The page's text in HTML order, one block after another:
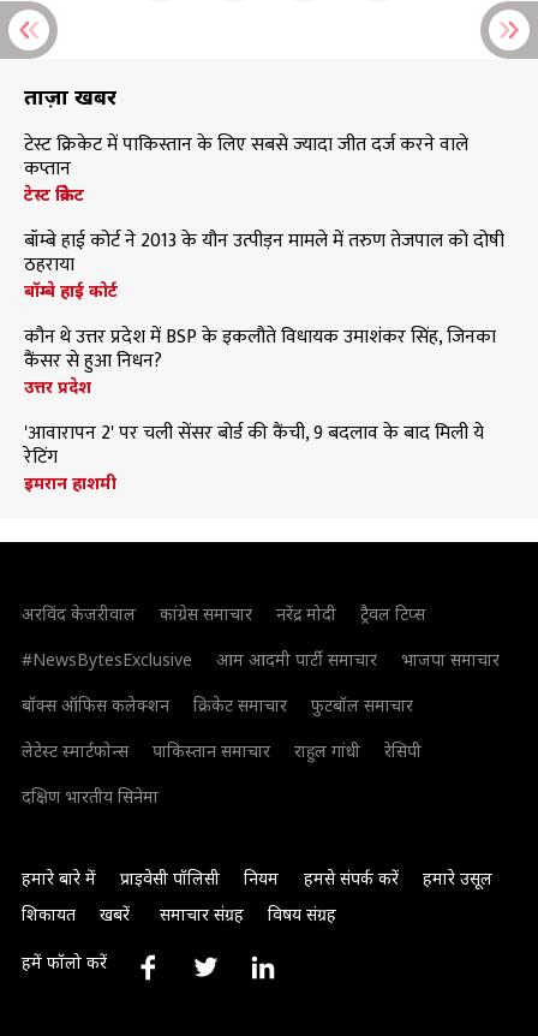
ताज़ा खबरें
टेस्ट क्रिकेट में पाकिस्तान के लिए सबसे ज्यादा जीत दर्ज करने वाले
कप्तान
टेस्ट क्रिकेट
बॉम्बे हाई कोर्ट ने 2013 के यौन उत्पीड़न मामले में तरुण तेजपाल को दोषी
ठहराया
बॉम्बे हाई कोर्ट
कौन थे उत्तर प्रदेश में BSP के इकलौते विधायक उमाशंकर सिंह, जिनका
कैंसर से हुआ निधन?
उत्तर प्रदेश
'आवारापन 2' पर चली सेंसर बोर्ड की कैंची, 9 बदलाव के बाद मिली ये
रेटिंग
इमरान हाशमी
अरविंद केजरीवाल कांग्रेस समाचार नरेंद्र मोदी
ट्रैवल टिप्स
#NewsBytesExclusive
आम आदमी पार्टी समाचार
भाजपा समाचार
बॉक्स ऑफिस कलेक्शन
क्रिकेट समाचार
फुटबॉल समाचार
लेटेस्ट स्मार्टफोन्स
पाकिस्तान समाचार राहुल गांधी
रेसिपी
दक्षिण भारतीय सिनेमा
हमारे बारे में प्राइवेसी पॉलिसी नियम हमसे संपर्क करें
हमारे उसूल
शिकायत
खबरें समाचार संग्रह विषय संग्रह
हमें फॉलो करें